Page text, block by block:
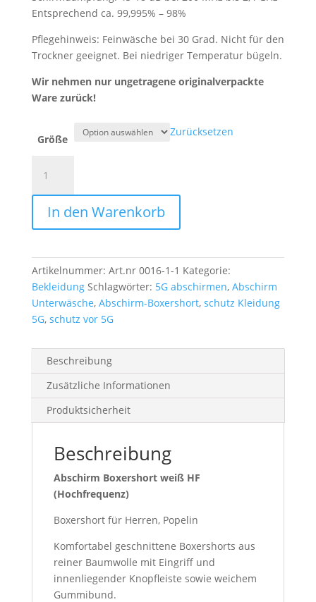
Entsprechend ca. 99,995% – 98%
Pflegehinweis: Feinwäsche bei 30 Grad. Nicht für den
Trockner geeignet. Bei niedriger Temperatur bügeln.
Wir nehmen nur ungetragene originalverpackte
Ware zurück!
Größe
Zurücksetzen
Boxershort
weiß
Popeline
Menge
In den Warenkorb
Artikelnummer: Art.nr 0016-1-1 Kategorie:
Bekleidung Schlagwörter: 5G abschirmen, Abschirm
Unterwäsche, Abschirm-Boxershort, schutz Kleidung
5G, schutz vor 5G
Beschreibung
Zusätzliche Informationen
Produktsicherheit
Beschreibung
Abschirm Boxershort weiß HF
(Hochfrequenz)
Boxershort für Herren, Popelin
Komfortabel geschnittene Boxershorts aus
reiner Baumwolle mit Eingriff und
innenliegender Knopfleiste sowie weichem
Gummibund.